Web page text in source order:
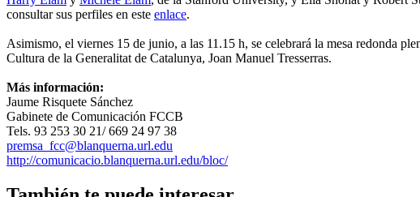
consultar sus perfiles en este enlace.
Asimismo, el viernes 15 de junio, a las 11.15 h, se celebrará la mesa redonda
Cultura de la Generalitat de Catalunya, Joan Manuel Tresserras.
Más información:
Jaume Risquete Sánchez
Gabinete de Comunicación FCCB
Tels. 93 253 30 21/ 669 24 97 38
premsa_fcc@blanquerna.url.edu
http://comunicacio.blanquerna.url.edu/bloc/